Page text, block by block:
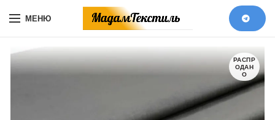
МЕНЮ
РАСПР
ОДАН
О